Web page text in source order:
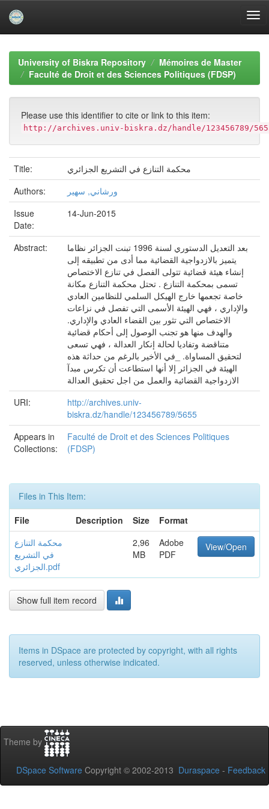
navigationUniversity of Biskra Repository
Mémoires de Master
Faculté de Droit et des Sciences Politiques (FDSP)
Please use this identifier to cite or link to this item:
http://archives.univ-biskra.dz/handle/123456789/
Title:
محكمة التنازع في التشريع الجزائري
Authors:
ورشاني, سهير
Issue
Date:
14-Jun-2015
Abstract:
بعد التعديل الدستوري لسنة 1996 تبنت الجزائر نظاما
يتميز بالازدواجية القضائية مما أدى من تطبيقه إلى
إنشاء هيئة قضائية تتولى الفصل في تنازع الاختصاص
تسمى بمحكمة التنازع . تحتل محكمة التنازع مكانة
خاصة تجعمها خارج الهيكل السلمي للنظامين العادي
والإداري ، فهي الهيئة الأسمى التي تفصل في نزاعات
الاختصاص التي تثور بين القضاء العادي والإداري.
والهدف منها هو تجنب الوصول إلى أحكام قضائية
متناقضة وتفاديا لحالة إنكار العدالة ، فهي تسعى
لتحقيق المساواة. _في الأخير بالرغم من حداثة هذه
الهيئة في الجزائر إلا أنها استطاعت أن تكرس مبدآ
الازدواجية القضائية والعمل من اجل تحقيق العدالة
URI:
http://archives.univ-
biskra.dz/handle/123456789/5655
Appears in
Collections:
Faculté de Droit et des Sciences Politiques
(FDSP)
Files in This Item:
File
Description Size
Format
محكمة التنازع
في التشريع
الجزائري.pdf
2,96
MB
Adobe
PDF
View/Open
Show full item record
Items in DSpace are protected by copyright, with all rights
reserved, unless otherwise indicated.
Theme by
DSpace Software Copyright © 2002-2013 Duraspace - Feedback